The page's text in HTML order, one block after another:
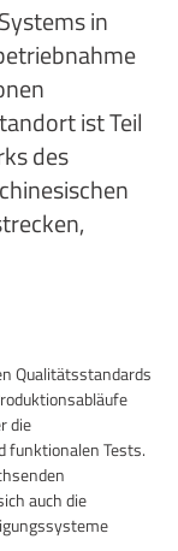
in
ist Teil
des
Qualitätsstandards
die
funktionalen Tests.
auch die